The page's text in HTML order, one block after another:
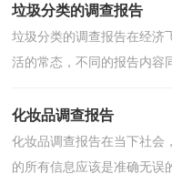
垃圾分类的调查报告
垃圾分类的调查报告在经济
活的常态，不同的报告内容
化妆品调查报告
化妆品调查报告在当下社会
的所有信息应该是准确无误